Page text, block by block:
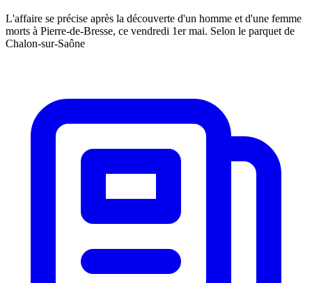
L'affaire se précise après la découverte d'un homme et d'une femme
morts à Pierre-de-Bresse, ce vendredi 1er mai. Selon le parquet de
Chalon-sur-Saône